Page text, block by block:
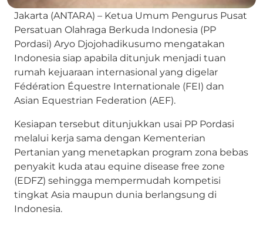
Jakarta (ANTARA) – Ketua Umum Pengurus Pusat
Persatuan Olahraga Berkuda Indonesia (PP
Pordasi) Aryo Djojohadikusumo mengatakan
Indonesia siap apabila ditunjuk menjadi tuan
rumah kejuaraan internasional yang digelar
Fédération Équestre Internationale (FEI) dan
Asian Equestrian Federation (AEF).
Kesiapan tersebut ditunjukkan usai PP Pordasi
melalui kerja sama dengan Kementerian
Pertanian yang menetapkan program zona bebas
penyakit kuda atau equine disease free zone
(EDFZ) sehingga mempermudah kompetisi
tingkat Asia maupun dunia berlangsung di
Indonesia.